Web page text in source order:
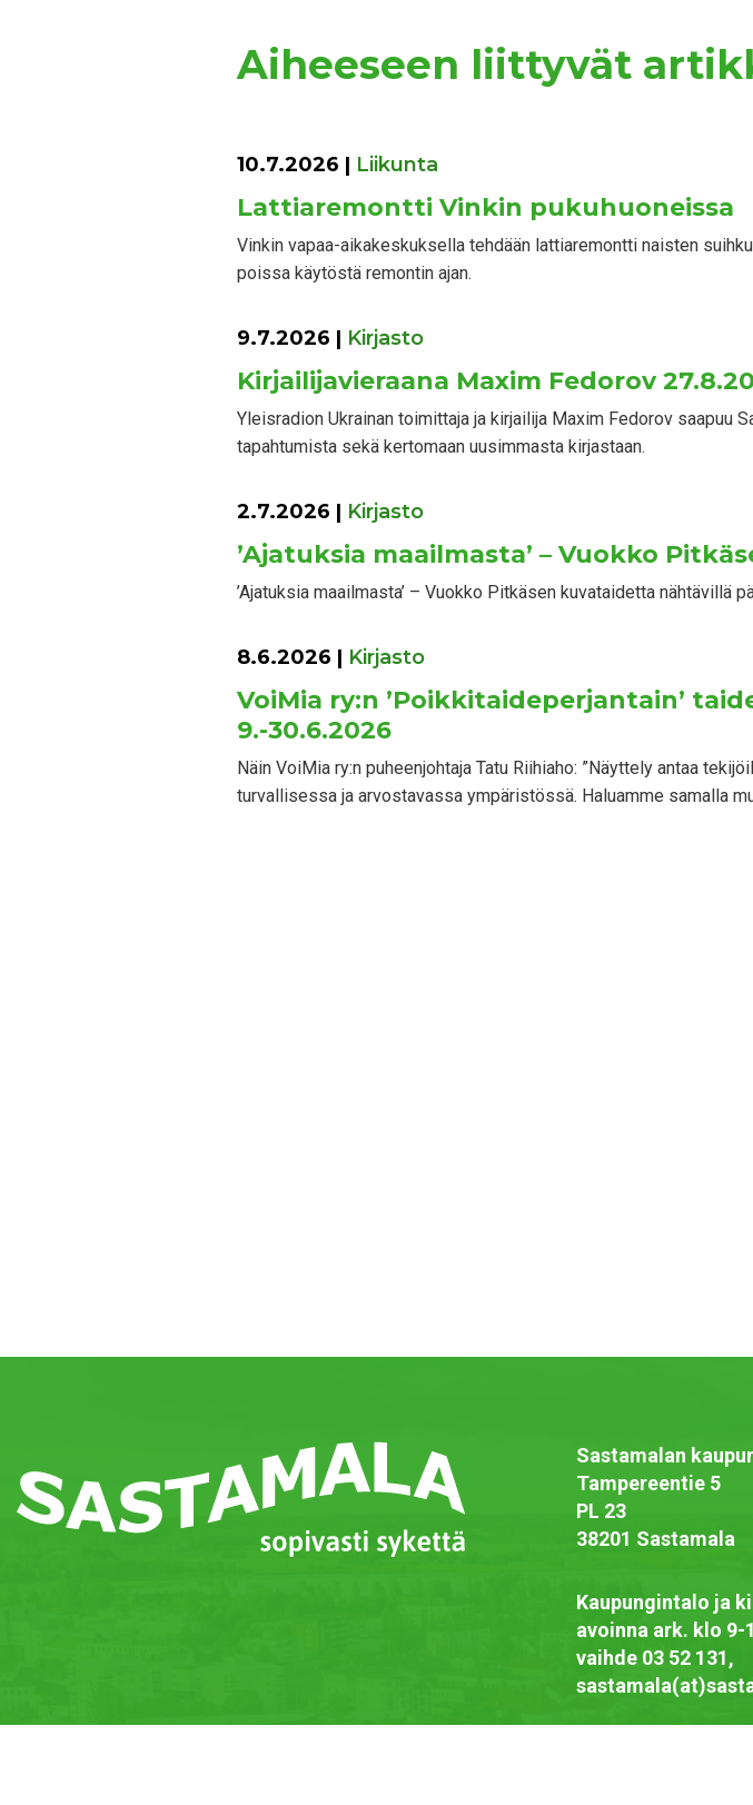
Aiheeseen liittyvät
10.7.2026 | Liikunta
Lattiaremontti Vinkin pukuhuoneissa
Vinkin vapaa-aikakeskuksella tehdään lattiaremontti naisten
poissa käytöstä remontin ajan.
9.7.2026 | Kirjasto
Kirjailijavieraana Maxim Fedorov
Yleisradion Ukrainan toimittaja ja kirjailija Maxim Fedorov saapuu
tapahtumista sekä kertomaan uusimmasta kirjastaan.
2.7.2026 | Kirjasto
’Ajatuksia maailmasta’ – Vuokko
’Ajatuksia maailmasta’ – Vuokko Pitkäsen kuvataidetta nähtävillä
8.6.2026 | Kirjasto
VoiMia ry:n ’Poikkitaideperjantain’
9.-30.6.2026
Näin VoiMia ry:n puheenjohtaja Tatu Riihiaho: ”Näyttely antaa
turvallisessa ja arvostavassa ympäristössä. Haluamme samalla
Sastamalan
Tampereentie 5
PL 23
38201 Sastamala
Kaupungintalo ja
avoinna ark. klo 9-
vaihde 03 52 131,